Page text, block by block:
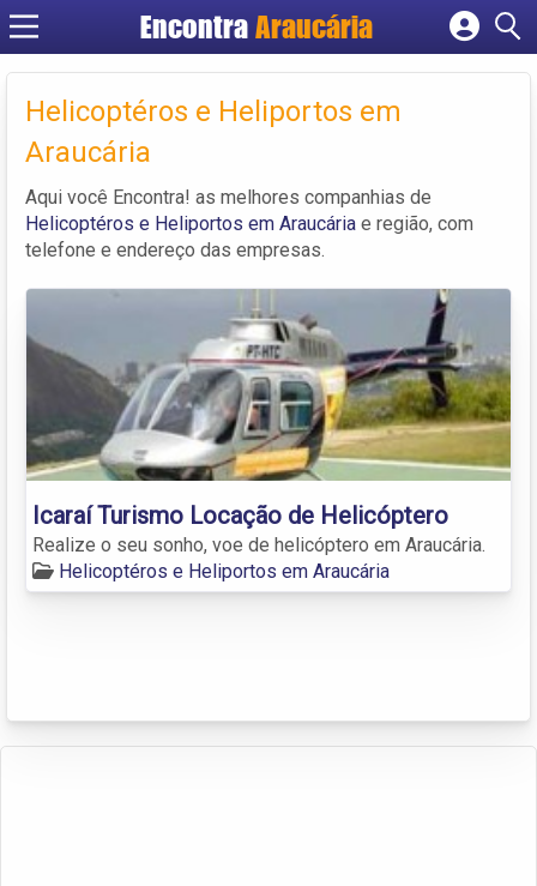
EncontraAraucária
Cadastrar empresa
Criar conta
Helicoptéros e Heliportos em
Araucária
Aqui você Encontra! as melhores companhias de
Helicoptéros e Heliportos em Araucária e região, com
telefone e endereço das empresas.
Icaraí Turismo Locação de Helicóptero
Realize o seu sonho, voe de helicóptero em Araucária.
Helicoptéros e Heliportos em Araucária